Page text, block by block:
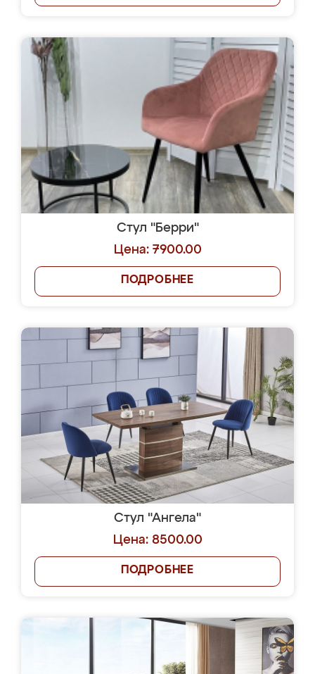
Стул "Берри"
Цена: 7900.00
ПОДРОБНЕЕ
Стул "Ангела"
Цена: 8500.00
ПОДРОБНЕЕ